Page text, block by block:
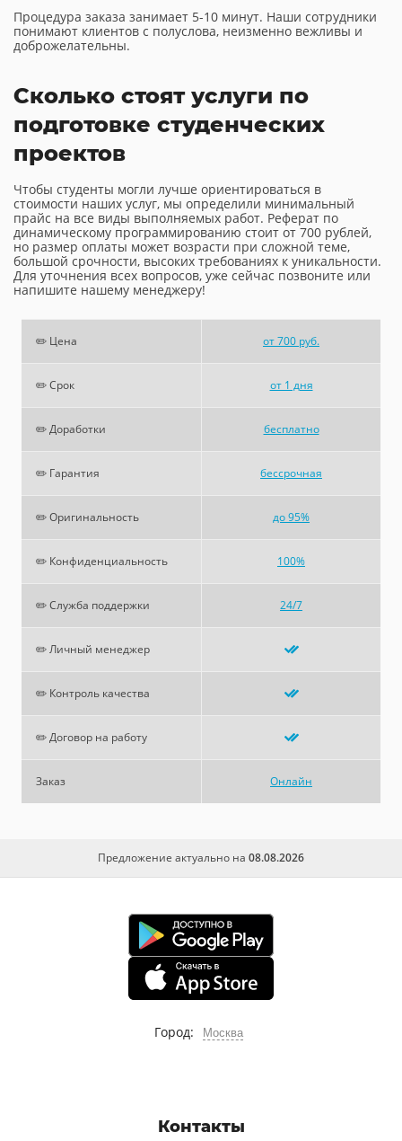
Процедура заказа занимает 5-10 минут. Наши сотрудники
понимают клиентов с полуслова, неизменно вежливы и
доброжелательны.
Сколько стоят услуги по
подготовке студенческих
проектов
Чтобы студенты могли лучше ориентироваться в
стоимости наших услуг, мы определили минимальный
прайс на все виды выполняемых работ. Реферат по
динамическому программированию стоит от 700 рублей,
но размер оплаты может возрасти при сложной теме,
большой срочности, высоких требованиях к уникальности.
Для уточнения всех вопросов, уже сейчас позвоните или
напишите нашему менеджеру!
✏️ Цена от 700 руб.
✏️ Срок от 1 дня
✏️ Доработки бесплатно
✏️ Гарантия бессрочная
✏️ Оригинальность до 95%
✏️ Конфиденциальность 100%
✏️ Служба поддержки 24/7
✏️ Личный менеджер
✏️ Контроль качества
✏️ Договор на работу
Заказ Онлайн
Предложение актуально на 08.08.2026
Город: Москва
Контакты